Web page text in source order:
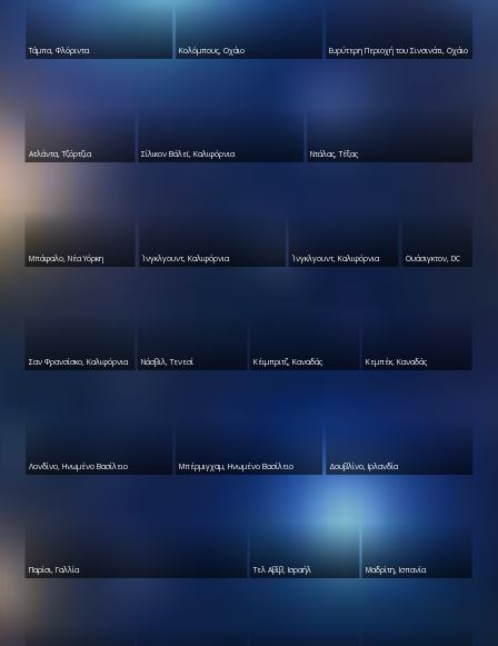
Τάμπα, Φλόριντα Κολόμπους, Οχάιο Ευρύτερη Περιοχή του Σινσινάτι, Οχάιο
Ατλάντα, Τζόρτζια Σίλικον Βάλεϊ, Καλιφόρνια Ντάλας, Τέξας
Μπάφαλο, Νέα Υόρκη Ίνγκλγουντ, Καλιφόρνια Ίνγκλγουντ, Καλιφόρνια Ουάσιγκτον, DC
Σαν Φρανσίσκο, Καλιφόρνια Νάσβιλ, Τενεσί Κέιμπριτζ, Καναδάς Κεμπέκ, Καναδάς
Λονδίνο, Ηνωμένο Βασίλειο Μπέρμιγχαμ, Ηνωμένο Βασίλειο Δουβλίνο, Ιρλανδία
Παρίσι, Γαλλία Τελ Αβίβ, Ισραήλ Μαδρίτη, Ισπανία